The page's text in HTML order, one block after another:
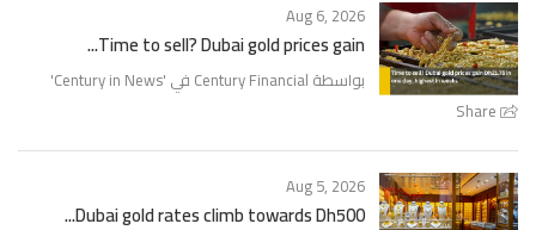
Share
Aug 6, 2026
Time to sell? Dubai gold prices gain...
بواسطة Century Financial في ' Century in News
'
Aug 5, 2026
Dubai gold rates climb towards Dh500...